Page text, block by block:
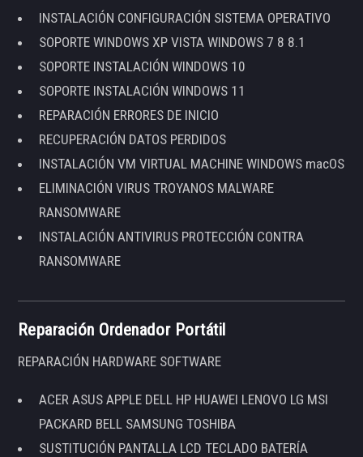
INSTALACIÓN CONFIGURACIÓN SISTEMA OPERATIVO
SOPORTE WINDOWS XP VISTA WINDOWS 7 8 8.1
SOPORTE INSTALACIÓN WINDOWS 10
SOPORTE INSTALACIÓN WINDOWS 11
REPARACIÓN ERRORES DE INICIO
RECUPERACIÓN DATOS PERDIDOS
INSTALACIÓN VM VIRTUAL MACHINE WINDOWS macOS
ELIMINACIÓN VIRUS TROYANOS MALWARE
RANSOMWARE
INSTALACIÓN ANTIVIRUS PROTECCIÓN CONTRA
RANSOMWARE
Reparación Ordenador Portátil
REPARACIÓN HARDWARE SOFTWARE
ACER ASUS APPLE DELL HP HUAWEI LENOVO LG MSI
PACKARD BELL SAMSUNG TOSHIBA
SUSTITUCIÓN PANTALLA LCD TECLADO BATERÍA